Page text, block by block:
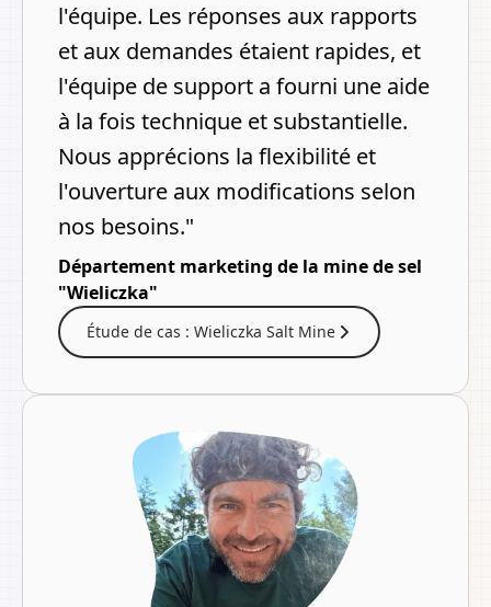
l'équipe. Les réponses aux rapports
et aux demandes étaient rapides, et
l'équipe de support a fourni une aide
à la fois technique et substantielle.
Nous apprécions la flexibilité et
l'ouverture aux modifications selon
nos besoins."
Département marketing de la mine de sel
"Wieliczka"
Étude de cas : Wieliczka Salt Mine